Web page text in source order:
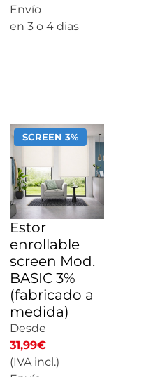
Envío
en 3 o 4 dias
SCREEN 3%
Estor
enrollable
screen Mod.
BASIC 3%
(fabricado a
medida)
Desde
31,99€
(IVA incl.)